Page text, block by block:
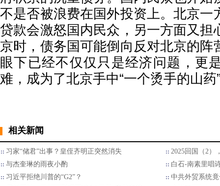
不是否被浪费在国外投资上。北京一
贷款会激怒国内民众，另一方面又担
京时，债务国可能倒向反对北京的阵
眼下已经不仅仅只是经济问题，更
难，成为了北京手中“一个烫手的山药
相关新闻
习家“储君”出事？皇侄齐明正突然消失
2025回国（2）
与杰奎琳的雨夜小酌
白石-南素里唱
习近平拒绝川普的“G2”？
中共外贸系统